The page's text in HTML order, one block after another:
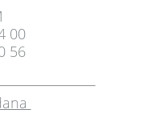
00
56